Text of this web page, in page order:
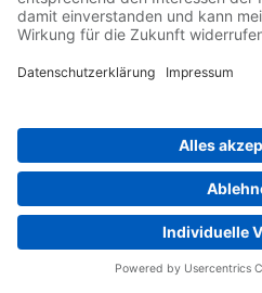
SGM7E
Inkrementell